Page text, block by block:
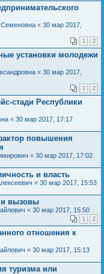
« 30 мар 2017,
1 2
установки молодежи
« 30 мар 2017,
1 2
стади Республики
« 30 мар 2017, 17:17
повышения
« 30 мар 2017, 17:02
и власть
« 30 мар 2017, 15:53
и вызовы
« 30 мар 2017, 15:50
1 2
отношения к
« 30 мар 2017, 15:13
туризма или